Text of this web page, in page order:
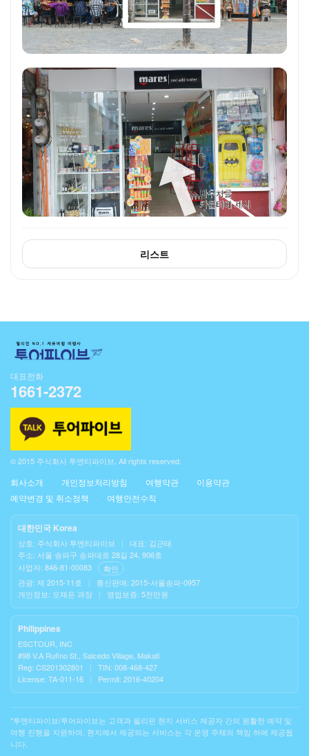
리스트
대표전화
1661-2372
© 2015 주식회사 투엔티파이브. All rights reserved.
회사소개 개인정보처리방침 여행약관
이용약관
예약변경 및 취소정책
여행안전수칙
대한민국 Korea
상호: 주식회사 투엔티파이브 |
대표: 김근태
주소: 서울 송파구 송파대로 28길 24, 906호
사업자: 846-81-00083
확인
관광: 제 2015-11호
|
통신판매: 2015-서울송파-0957
개인정보: 오재은 과장
| 영업보증: 5천만원
Philippines
ESCTOUR, INC
#98 V.A Rufino St., Salcedo Village, Makati
Reg: CS201302801
|
TIN: 008-468-427
License: TA-011-16
| Permit: 2016-40204
*투엔티파이브/투어파이브는 고객과 필리핀 현지 서비스 제공자 간의 원활한 예약 및
여행 진행을 지원하며, 현지에서 제공되는 서비스는 각 운영 주체의 책임 하에 제공됩
니다.